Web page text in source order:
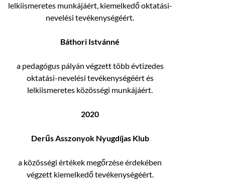
lelkiismeretes munkájáért, kiemelkedő oktatási-
nevelési tevékenységéért.
Báthori Istvánné
a pedagógus pályán végzett több évtizedes
oktatási-nevelési tevékenységéért és
lelkiismeretes közösségi munkájáért.
2020
Derűs Asszonyok Nyugdíjas Klub
a közösségi értékek megőrzése érdekében
végzett kiemelkedő tevékenységéért.